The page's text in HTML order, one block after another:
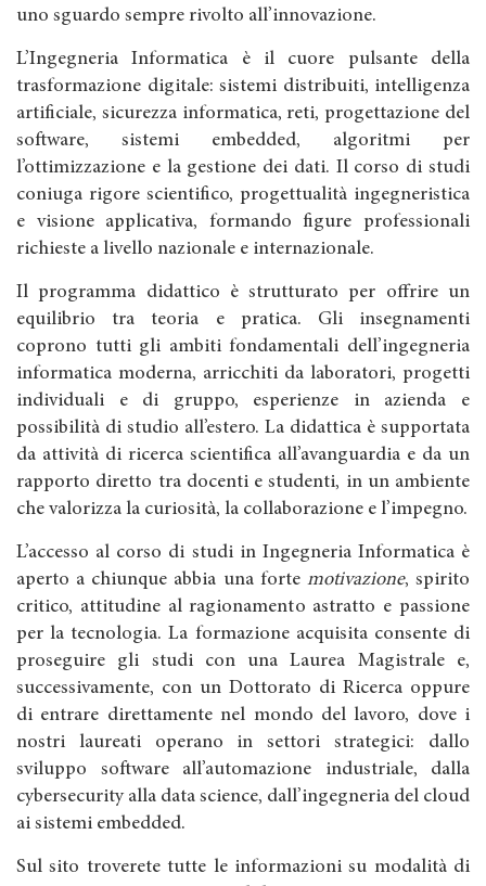
uno sguardo sempre rivolto all’innovazione.
L’Ingegneria Informatica è il cuore pulsante della
trasformazione digitale: sistemi distribuiti, intelligenza
artificiale, sicurezza informatica, reti, progettazione del
software, sistemi embedded, algoritmi per
l’ottimizzazione e la gestione dei dati. Il corso di studi
coniuga rigore scientifico, progettualità ingegneristica
e visione applicativa, formando figure professionali
richieste a livello nazionale e internazionale.
Il programma didattico è strutturato per offrire un
equilibrio tra teoria e pratica. Gli insegnamenti
coprono tutti gli ambiti fondamentali dell’ingegneria
informatica moderna, arricchiti da laboratori, progetti
individuali e di gruppo, esperienze in azienda e
possibilità di studio all’estero. La didattica è supportata
da attività di ricerca scientifica all’avanguardia e da un
rapporto diretto tra docenti e studenti, in un ambiente
che valorizza la curiosità, la collaborazione e l’impegno.
L’accesso al corso di studi in Ingegneria Informatica è
aperto a chiunque abbia una forte motivazione, spirito
critico, attitudine al ragionamento astratto e passione
per la tecnologia. La formazione acquisita consente di
proseguire gli studi con una Laurea Magistrale e,
successivamente, con un Dottorato di Ricerca oppure
di entrare direttamente nel mondo del lavoro, dove i
nostri laureati operano in settori strategici: dallo
sviluppo software all’automazione industriale, dalla
cybersecurity alla data science, dall’ingegneria del cloud
ai sistemi embedded.
Sul sito troverete tutte le informazioni su modalità di